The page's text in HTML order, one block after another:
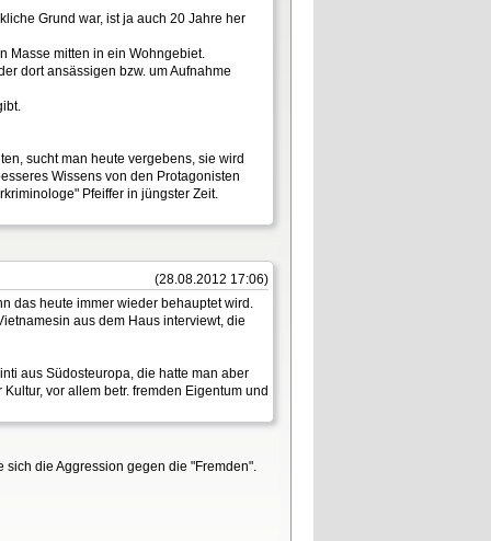
Grund war, ist ja auch 20 Jahre her
Masse mitten in ein Wohngebiet.
dort ansässigen bzw. um Aufnahme
sucht man heute vergebens, sie wird
Wissens von den Protagonisten
Pfeiffer in jüngster Zeit.
(28.08.2012 17:06)
das heute immer wieder behauptet wird.
aus dem Haus interviewt, die
aus Südosteuropa, die hatte man aber
vor allem betr. fremden Eigentum und
die Aggression gegen die "Fremden".